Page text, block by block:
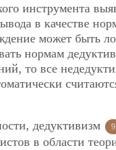
инструмента
в качестве
может быть
нормам
то все
дедуктивизм
9
в области